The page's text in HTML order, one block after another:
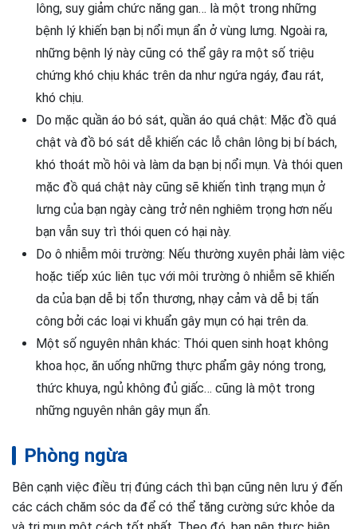
lông, suy giảm chức năng gan… là một trong những
bệnh lý khiến bạn bị nổi mụn ẩn ở vùng lưng. Ngoài ra,
những bệnh lý này cũng có thể gây ra một số triệu
chứng khó chịu khác trên da như ngứa ngáy, đau rát,
khó chịu.
Do mặc quần áo bó sát, quần áo quá chật: Mặc đồ quá
chật và đồ bó sát dễ khiến các lỗ chân lông bị bí bách,
khó thoát mồ hôi và làm da bạn bị nổi mụn. Và thói quen
mặc đồ quá chật này cũng sẽ khiến tình trạng mụn ở
lưng của bạn ngày càng trở nên nghiêm trọng hơn nếu
bạn vẫn suy trì thói quen có hại này.
Do ô nhiễm môi trường: Nếu thường xuyên phải làm việc
hoặc tiếp xúc liên tục với môi trường ô nhiễm sẽ khiến
da của bạn dễ bị tổn thương, nhạy cảm và dễ bị tấn
công bởi các loại vi khuẩn gây mụn có hại trên da.
Một số nguyên nhân khác: Thói quen sinh hoạt không
khoa học, ăn uống những thực phẩm gây nóng trong,
thức khuya, ngủ không đủ giấc… cũng là một trong
những nguyên nhân gây mụn ẩn.
Phòng ngừa
Bên cạnh việc điều trị đúng cách thì bạn cũng nên lưu ý đến
các cách chăm sóc da để có thể tăng cường sức khỏe da